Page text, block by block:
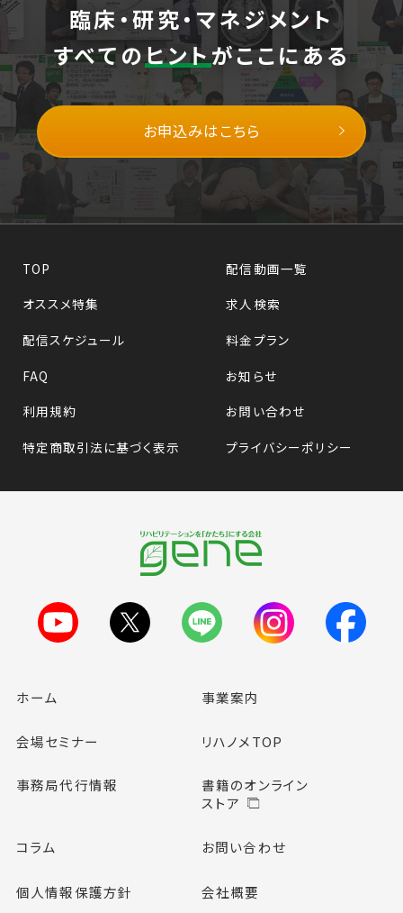
臨床・研究・マネジメント
すべてのヒントがここにある
お申込みはこちら
TOP
配信動画一覧
オススメ特集
求人検索
配信スケジュール
料金プラン
FAQ
お知らせ
利用規約
お問い合わせ
特定商取引法に基づく表示
プライバシーポリシー
ホーム 事業案内
会場セミナー リハノメTOP
事務局代行情報
書籍のオンライン
ストア
コラム お問い合わせ
個人情報保護方針 会社概要